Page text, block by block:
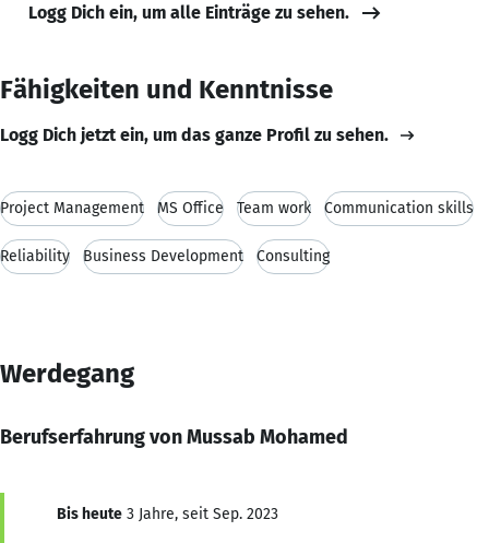
Logg Dich ein, um alle Einträge zu sehen.
Fähigkeiten und Kenntnisse
Logg Dich jetzt ein, um das ganze Profil zu sehen.
Project Management MS Office Team work Communication skills
Reliability Business Development Consulting
Werdegang
Berufserfahrung von Mussab Mohamed
Bis heute 3 Jahre, seit Sep. 2023